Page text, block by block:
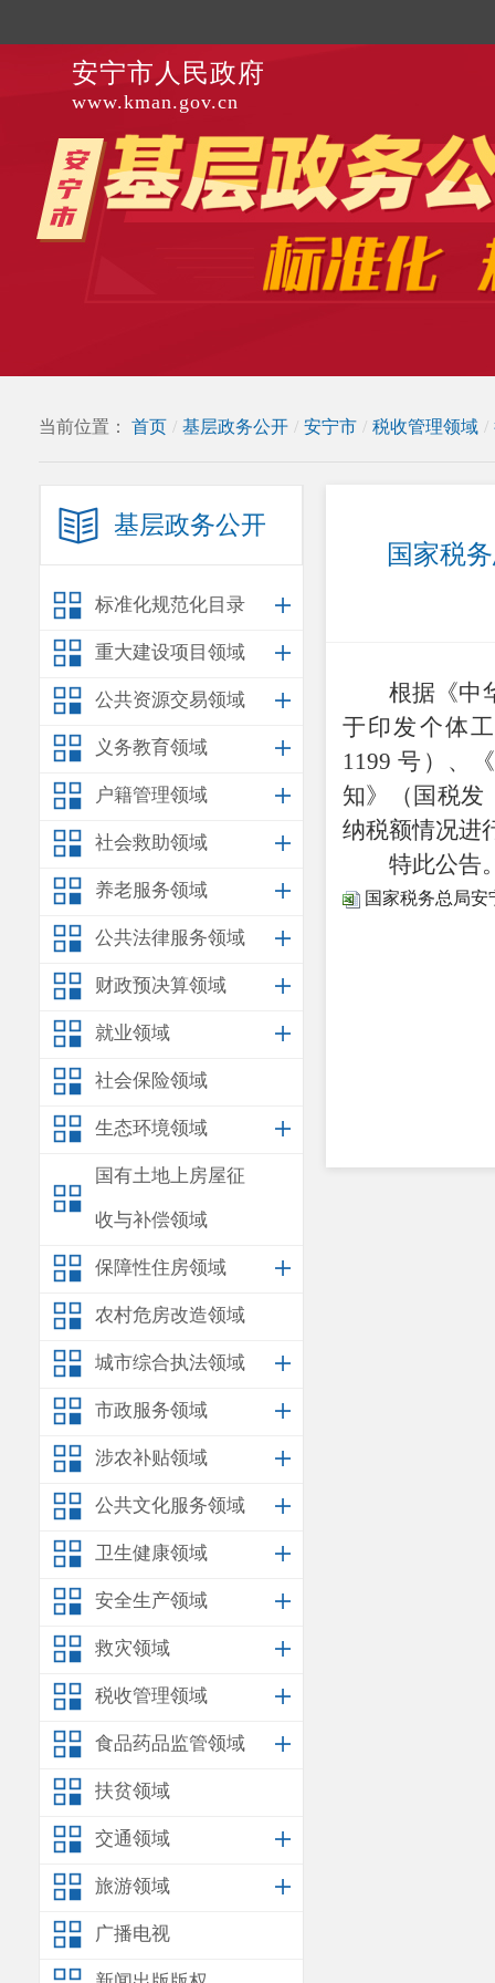
安宁市人民政府
www.kman.gov.cn
当前位置： 首页 / 基层政务公开 / 安宁市 / 税收管理领域 /
基层政务公开
标准化规范化目录
重大建设项目领域
公共资源交易领域
义务教育领域
户籍管理领域
社会救助领域
养老服务领域
公共法律服务领域
财政预决算领域
就业领域
社会保险领域
生态环境领域
国有土地上房屋征
收与补偿领域
保障性住房领域
农村危房改造领域
城市综合执法领域
市政服务领域
涉农补贴领域
公共文化服务领域
卫生健康领域
安全生产领域
救灾领域
税收管理领域
食品药品监管领域
扶贫领域
交通领域
旅游领域
广播电视
国家税
根据《中
于印发个体
1199号）、
知》（国税发
纳税额情况进
特此公告
国家税务总局安